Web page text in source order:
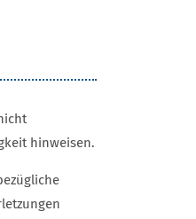
hinweisen.